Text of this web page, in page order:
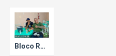
Bloco Ressaca de Carnaval.